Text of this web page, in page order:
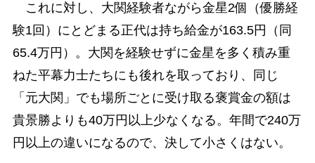
これに対し、大関経験者ながら金星2個（優勝経
験1回）にとどまる正代は持ち給金が163.5円（同
65.4万円）。大関を経験せずに金星を多く積み重
ねた平幕力士たちにも後れを取っており、同じ
「元大関」でも場所ごとに受け取る褒賞金の額は
貴景勝よりも40万円以上少なくなる。年間で240万
円以上の違いになるので、決して小さくはない。